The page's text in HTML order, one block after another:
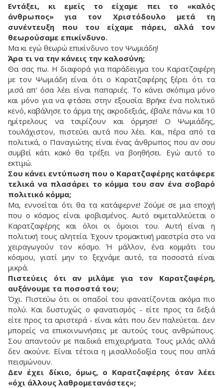
Εντάξει, κι εμείς το είχαμε πει το «καλός
άνθρωπος» για τον Χριστόδουλο μετά τη
συνέντευξη που του είχαμε πάρει, αλλά τον
θεωρούσαμε επικίνδυνο.
Μα κι εγώ θεωρώ επικίνδυνο τον Ψωμιάδη!
Άρα τι να την κάνεις την καλοσύνη;
Θα σας πω. Η διαφορά για παράδειγμα του Καρατζαφέρη
με τον Ψωμιάδη είναι ότι ο Καρατζαφέρης ξέρει ότι τα
μισά απ' όσα λέει είναι παπαριές. Το κάνει σκόπιμα μόνο
και μόνο για να φτάσει στην εξουσία. Βρήκε ένα πολιτικό
κενό, καβάλησε το άρμα της ακροδεξιάς, έβαλε πάνω και 10
ημίτρελους να τσιρίζουν και όρμησε! Ο Ψωμιάδης,
τουλάχιστον, πιστεύει αυτά που λέει. Και, πέρα από τα
πολιτικά, ο Παναγιώτης είναι ένας άνθρωπος που αν σου
συμβεί κάτι κακό θα τρέξει να βοηθήσει. Εγώ αυτό το
εκτιμώ.
Σου κάνει εντύπωση που ο Καρατζαφέρης κατάφερε
τελικά να πλασάρει το κόμμα του σαν ένα σοβαρό
πολιτικό κόμμα;
Μα, εννοείται ότι θα τα κατάφερνε! Ζούμε σε μια εποχή
που ο κόσμος είναι φοβισμένος. Αυτό εκμεταλλεύεται ο
Καρατζαφέρης και όλοι οι όμοιοι του. Αυτή είναι η
πολιτική τους αλητεία. Έχουν τρομακτική μαεστρία στο να
χειραγωγούν τον κόσμο. Ή μάλλον, ένα κομμάτι του
κόσμου, γιατί μην το ξεχνάμε αυτό, τα ποσοστά είναι
μικρά.
Πιστεύεις ότι αν μιλάμε για τον Καρατζαφέρη,
αυξάνουμε τα ποσοστά του;
Όχι. Πιστεύω ότι οι οπαδοί του φανατίζονται ακόμα πιο
πολύ. Και δυστυχώς ο φανατισμός - είτε προς τα δεξιά
είτε προς τα αριστερά - είναι κάτι που δεν παλεύεται. Δεν
μπορείς να επικοινωνήσεις με αυτούς τους ανθρώπους.
Σου απαντούν με παιδικά επιχειρήματα. Τους μιλάς αλλά
δεν ακούνε. Είναι τέτοια η μισαλλοδοξία τους που απλά
πεισμώνουν.
Δεν έχει δίκιο, όμως, ο Καρατζαφέρης όταν λέει
«όχι άλλους λαθρομετανάστες»;